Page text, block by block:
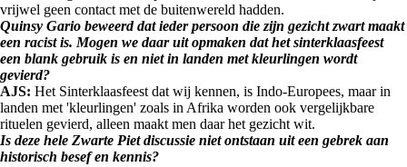
vrijwel geen contact met de buitenwereld hadden.
Quinsy Gario beweerd dat ieder persoon die zijn gezicht zwart maakt
een racist is. Mogen we daar uit opmaken dat het sinterklaasfeest
een blank gebruik is en niet in landen met kleurlingen wordt
gevierd?
AJS: Het Sinterklaasfeest dat wij kennen, is Indo-Europees, maar in
landen met 'kleurlingen' zoals in Afrika worden ook vergelijkbare
rituelen gevierd, alleen maakt men daar het gezicht wit.
Is deze hele Zwarte Piet discussie niet ontstaan uit een gebrek aan
historisch besef en kennis?